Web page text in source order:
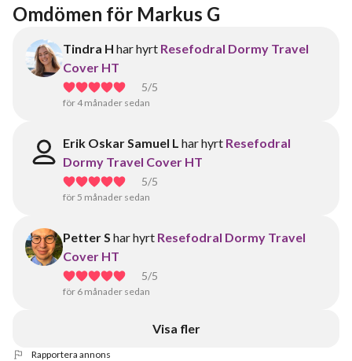
Omdömen för Markus G
Tindra H har hyrt Resefodral Dormy Travel
Cover HT
5/5
för 4 månader sedan
Erik Oskar Samuel L har hyrt Resefodral
Dormy Travel Cover HT
5/5
för 5 månader sedan
Petter S har hyrt Resefodral Dormy Travel
Cover HT
5/5
för 6 månader sedan
Visa fler
Rapportera annons